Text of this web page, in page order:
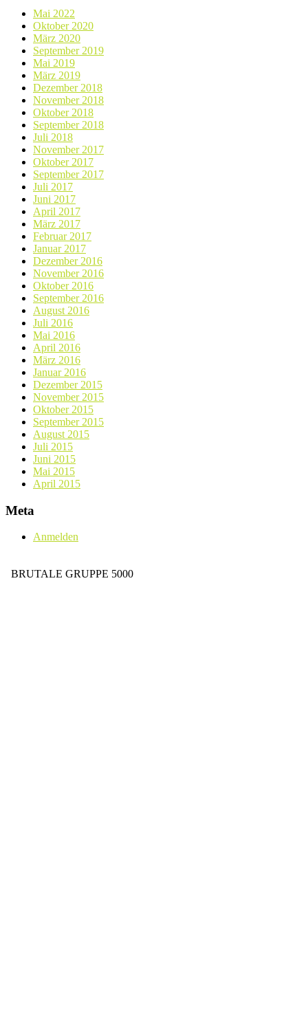
Mai 2022
Oktober 2020
März 2020
September 2019
Mai 2019
März 2019
Dezember 2018
November 2018
Oktober 2018
September 2018
Juli 2018
November 2017
Oktober 2017
September 2017
Juli 2017
Juni 2017
April 2017
März 2017
Februar 2017
Januar 2017
Dezember 2016
November 2016
Oktober 2016
September 2016
August 2016
Juli 2016
Mai 2016
April 2016
März 2016
Januar 2016
Dezember 2015
November 2015
Oktober 2015
September 2015
August 2015
Juli 2015
Juni 2015
Mai 2015
April 2015
Meta
Anmelden
BRUTALE GRUPPE 5000